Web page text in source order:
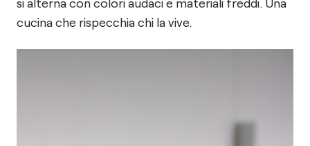
cucina che rispecchia chi la vive.